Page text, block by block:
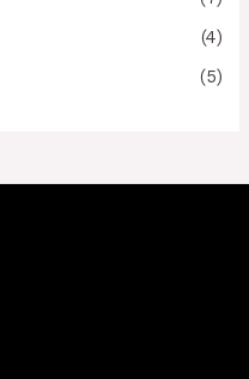
(4)
(5)